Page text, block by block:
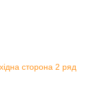
сторона 2 ряд